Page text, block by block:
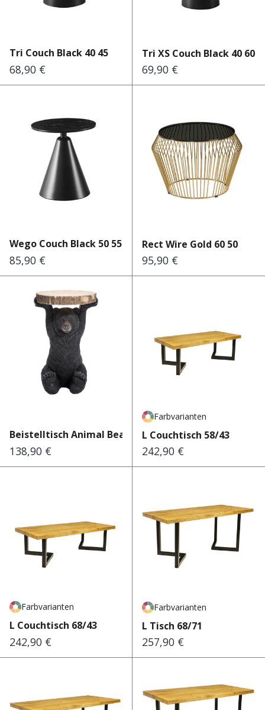
Tri Couch Black 40 45
Regulärer Preis:
68,90 €
Tri XS Couch Black 40 60
Regulärer Preis:
69,90 €
Wego Couch Black 50 55
Regulärer Preis:
85,90 €
Rect Wire Gold 60 50
Regulärer Preis:
95,90 €
Beistelltisch Animal Bear Ø...
Regulärer Preis:
138,90 €
Farbvarianten
L Couchtisch 58/43
Regulärer Preis:
242,90 €
Farbvarianten
L Couchtisch 68/43
Regulärer Preis:
242,90 €
Farbvarianten
L Tisch 68/71
Regulärer Preis:
257,90 €